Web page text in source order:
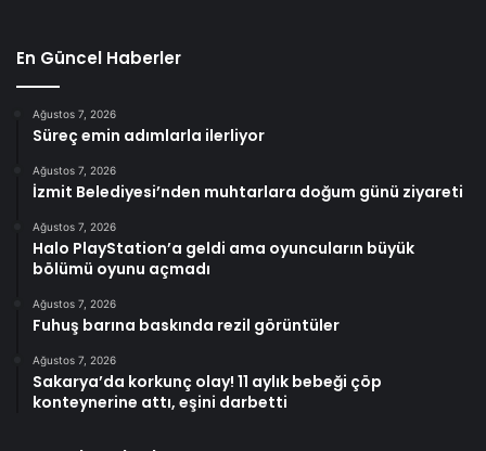
En Güncel Haberler
Ağustos 7, 2026
Süreç emin adımlarla ilerliyor
Ağustos 7, 2026
İzmit Belediyesi’nden muhtarlara doğum günü ziyareti
Ağustos 7, 2026
Halo PlayStation’a geldi ama oyuncuların büyük
bölümü oyunu açmadı
Ağustos 7, 2026
Fuhuş barına baskında rezil görüntüler
Ağustos 7, 2026
Sakarya’da korkunç olay! 11 aylık bebeği çöp
konteynerine attı, eşini darbetti